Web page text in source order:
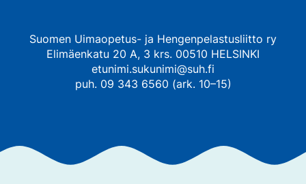
Suomen Uimaopetus- ja Hengenpelastusliitto ry
Elimäenkatu 20 A, 3 krs. 00510 HELSINKI
etunimi.sukunimi@suh.fi
puh. 09 343 6560 (ark. 10–15)